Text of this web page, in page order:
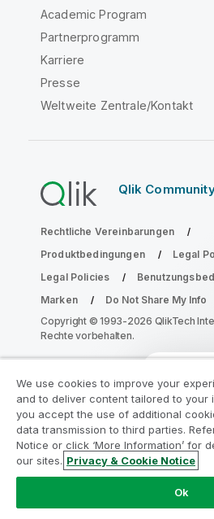
Academic Program
Partnerprogramm
Karriere
Presse
Weltweite Zentrale/Kontakt
Qlik
Rechtliche Vereinbarungen
Produktbedingungen
Legal
Legal Policies
Marken
Do Not Share My Info
Copyright © 1993-2026 QlikTech
Rechte vorbehalten.
Nehmen Sie am
Modernisieren Sie mit dem
Modernisierungsprogramm, ohne
QlikView-Apps zu gefährden.
Informationen oder kontaktieren
We use cookies to improve your
and to deliver content tailored to your
you accept the use of additional
data transmission to third parties.
Notice or click ‘More Information’ for
our sites. Privacy & Cookie Notice
Ok